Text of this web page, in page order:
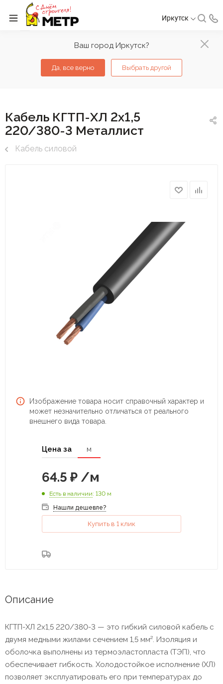
Ваш город Иркутск?
Да, все верно Выбрать другой
Иркутск
Кабель КГТП-ХЛ 2х1,5
220/380-3 Металлист
Кабель силовой
Изображение товара носит справочный характер и
может незначительно отличаться от реального
внешнего вида товара.
Цена за м
64.5 ₽ /м
Есть в наличии: 130 м
Нашли дешевле?
Купить в 1 клик
Описание
КГТП-ХЛ 2x1,5 220/380-3 — это гибкий силовой кабель с
двумя медными жилами сечением 1,5 мм². Изоляция и
оболочка выполнены из термоэластопласта (ТЭП), что
обеспечивает гибкость. Холодостойкое исполнение (ХЛ)
позволяет эксплуатировать его при температурах до